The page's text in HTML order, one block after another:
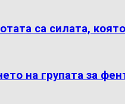
са силата,
на групата за